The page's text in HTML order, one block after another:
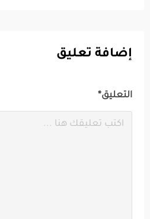
إضافة تعليق
التعليق*